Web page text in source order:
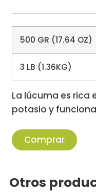
500 GR (17.64 OZ)
3 LB (1.36KG)
La lúcuma es rica
potasio y
Comprar
Otros